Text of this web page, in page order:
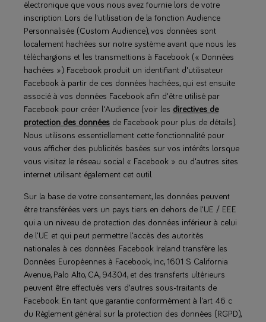
électronique que vous nous avez fournie lors de votre
inscription. Lors de l'utilisation de la fonction Audience
Personnalisée (Custom Audience), vos données sont
localement hachées sur notre système avant que nous les
téléchargions et les transmettions à Facebook (« Données
hachées »). Facebook produit un identifiant d'utilisateur
Facebook à partir de ces données hachées, qui est ensuite
associé à vos données Facebook afin d'être utilisé par
Facebook pour créer l'Audience (voir les directives de
protection des données de Facebook pour plus de détails).
Nous utilisons essentiellement cette fonctionnalité pour
vous afficher des publicités basées sur vos intérêts lorsque
vous visitez le réseau social « Facebook » ou d'autres sites
internet utilisant également cet outil.
Sur la base de votre consentement, les données peuvent
être transférées vers un pays tiers en dehors de l'UE / EEE
qui a un niveau de protection des données inférieur à celui
de l'UE et qui peut permettre l'accès des autorités
nationales à ces données. Facebook Ireland transfère les
Données Européennes à Facebook, Inc, 1601 S. California
Avenue, Palo Alto, CA, 94304, et des transferts ultérieurs
peuvent être effectués vers d'autres sous-traitants de
Facebook. En tant que garantie conformément à l'art. 46 c
du Règlement général sur la protection des données (RGPD),